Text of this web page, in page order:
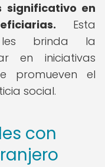
significativo en
Esta
les brinda la
en iniciativas
promueven el
social.
con